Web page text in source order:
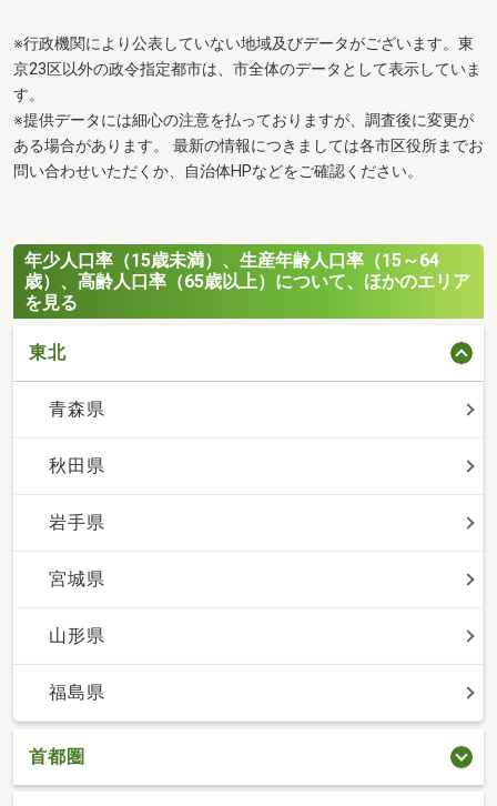
※行政機関により公表していない地域及びデータがございます。東
京23区以外の政令指定都市は、市全体のデータとして表示していま
す。
※提供データには細心の注意を払っておりますが、調査後に変更が
ある場合があります。 最新の情報につきましては各市区役所までお
問い合わせいただくか、自治体HPなどをご確認ください。
年少人口率（15歳未満）、生産年齢人口率（15～64
歳）、高齢人口率（65歳以上）について、ほかのエリア
を見る
東北
青森県
秋田県
岩手県
宮城県
山形県
福島県
首都圏